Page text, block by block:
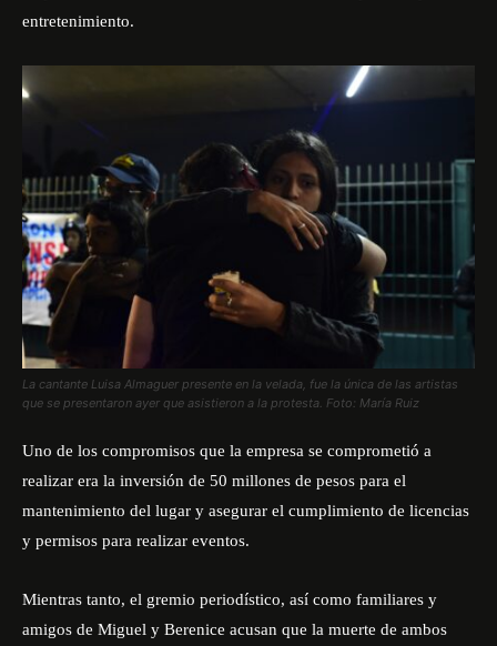
entretenimiento.
La cantante Luisa Almaguer presente en la velada, fue la única de las artistas
que se presentaron ayer que asistieron a la protesta. Foto: María Ruiz
Uno de los compromisos que la empresa se comprometió a
realizar era la inversión de 50 millones de pesos para el
mantenimiento del lugar y asegurar el cumplimiento de licencias
y permisos para realizar eventos.
Mientras tanto, el gremio periodístico, así como familiares y
amigos de Miguel y Berenice acusan que la muerte de ambos